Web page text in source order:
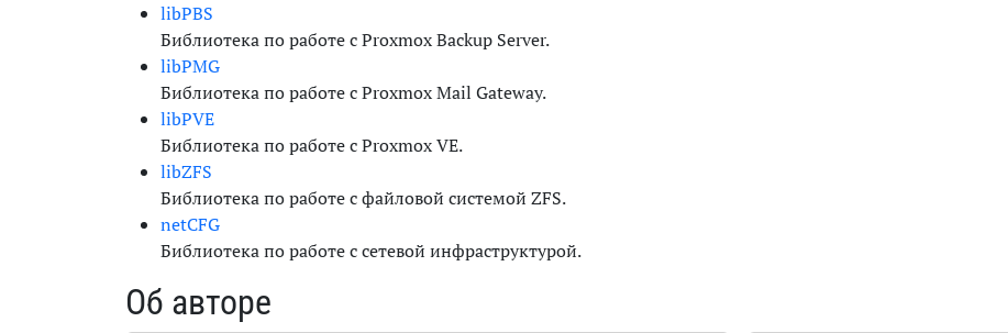
libPBS
Библиотека по работе с Proxmox Backup Server.
libPMG
Библиотека по работе с Proxmox Mail Gateway.
libPVE
Библиотека по работе с Proxmox VE.
libZFS
Библиотека по работе с файловой системой ZFS.
netCFG
Библиотека по работе с сетевой инфраструктурой.
Об авторе